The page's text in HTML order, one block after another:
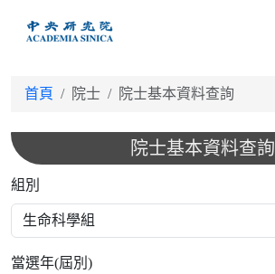
首頁 院士 院士基本資料查詢
院士基本資料查詢
組別
當選年(屆別)